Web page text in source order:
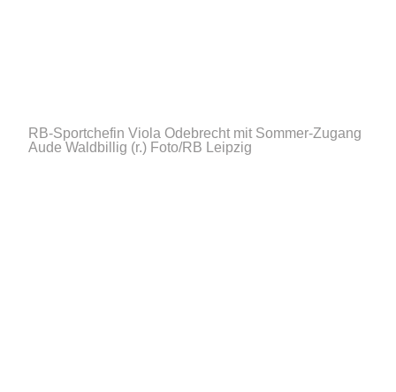
RB-Sportchefin Viola Odebrecht mit Sommer-Zugang
Aude Waldbillig (r.) Foto/RB Leipzig